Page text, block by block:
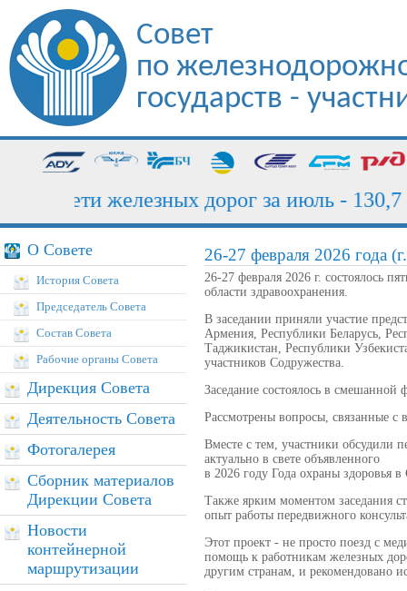
Совет
по
государств -
сети железных дорог за июль - 130,7
О Совете
История Совета
Председатель Совета
Состав Совета
Рабочие органы Совета
Дирекция Совета
Деятельность Совета
Фотогалерея
Сборник материалов
Дирекции Совета
Новости
контейнерной
маршрутизации
26-27 февраля 2026 года
26-27 февраля 2026 г. состоялось
области здравоохранения.
В заседании приняли участие
Армения, Республики Беларусь,
Таджикистан, Республики
участников Содружества.
Заседание состоялось в
Рассмотрены вопросы, связанные
Вместе с тем, участники обсудили
актуально в свете объявленного
в 2026 году Года охраны здоровья
Также ярким моментом заседания
опыт работы передвижного
Этот проект - не просто поезд с
помощь к работникам железных
другим странам, и рекомендовано